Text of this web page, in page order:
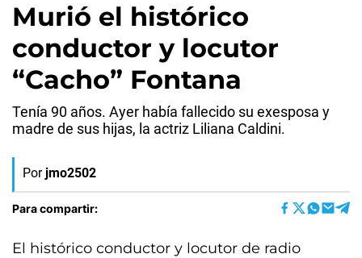
Murió el histórico
conductor y locutor
“Cacho” Fontana
Tenía 90 años. Ayer había fallecido su exesposa y
madre de sus hijas, la actriz Liliana Caldini.
Por jmo2502
Para compartir:
El histórico conductor y locutor de radio